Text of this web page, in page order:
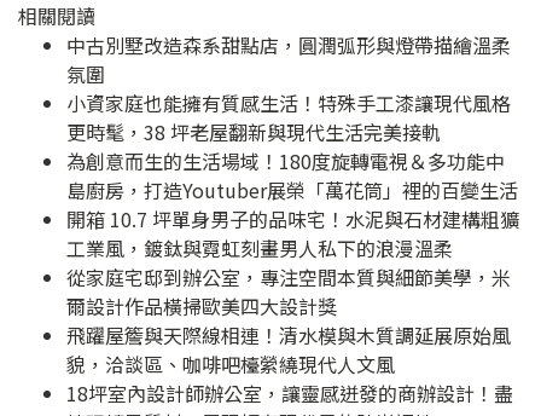
相關閱讀
中古別墅改造森系甜點店，圓潤弧形與燈帶描繪溫柔
氛圍
小資家庭也能擁有質感生活！特殊手工漆讓現代風格
更時髦，38 坪老屋翻新與現代生活完美接軌
為創意而生的生活場域！180度旋轉電視＆多功能中
島廚房，打造Youtuber展榮「萬花筒」裡的百變生活
開箱 10.7 坪單身男子的品味宅！水泥與石材建構粗獷
工業風，鍍鈦與霓虹刻畫男人私下的浪漫溫柔
從家庭宅邸到辦公室，專注空間本質與細節美學，米
爾設計作品橫掃歐美四大設計獎
飛躍屋簷與天際線相連！清水模與木質調延展原始風
貌，洽談區、咖啡吧檯縈繞現代人文風
18坪室內設計師辦公室，讓靈感迸發的商辦設計！盡